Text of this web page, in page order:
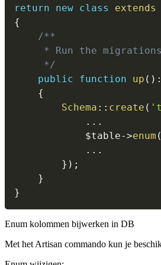
return new class extends
{
/**
* Run the
     */
public
function up ( ) :
{
Schema :: create (
...
$table->enum (
...
} ) ;
}
}
Enum kolommen bijwerken in DB
Met het Artisan commando kun je